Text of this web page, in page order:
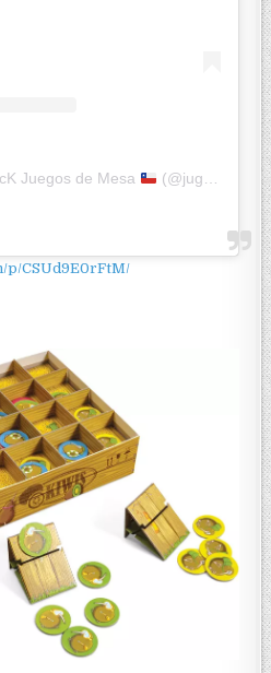
Juegos de Mesa (@jugandoconketty)
p/CSUd9E0rFtM/